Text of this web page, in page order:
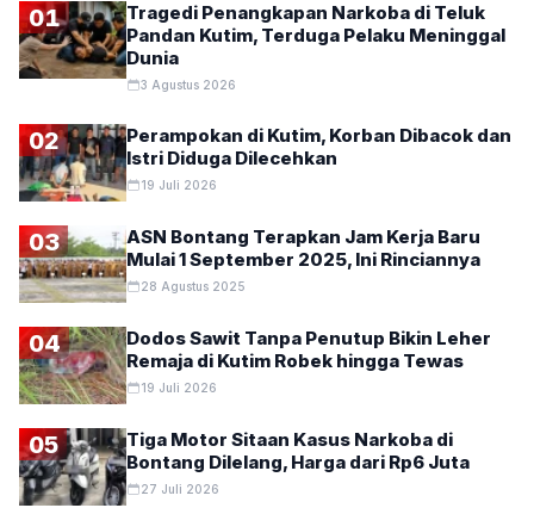
01
Tragedi Penangkapan Narkoba di Teluk
Pandan Kutim, Terduga Pelaku Meninggal
Dunia
3 Agustus 2026
02
Perampokan di Kutim, Korban Dibacok dan
Istri Diduga Dilecehkan
19 Juli 2026
03
ASN Bontang Terapkan Jam Kerja Baru
Mulai 1 September 2025, Ini Rinciannya
28 Agustus 2025
04
Dodos Sawit Tanpa Penutup Bikin Leher
Remaja di Kutim Robek hingga Tewas
19 Juli 2026
05
Tiga Motor Sitaan Kasus Narkoba di
Bontang Dilelang, Harga dari Rp6 Juta
27 Juli 2026